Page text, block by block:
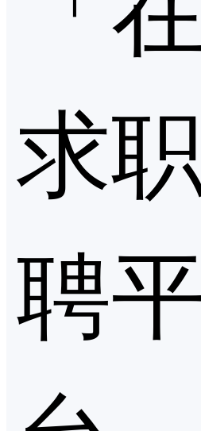
求
聘平